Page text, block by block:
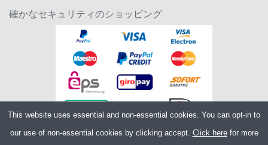
確かなセキュリティのショッピング
This website uses essential and non-essential cookies. You can opt-in to
our use of non-essential cookies by clicking accept. Click herefor more